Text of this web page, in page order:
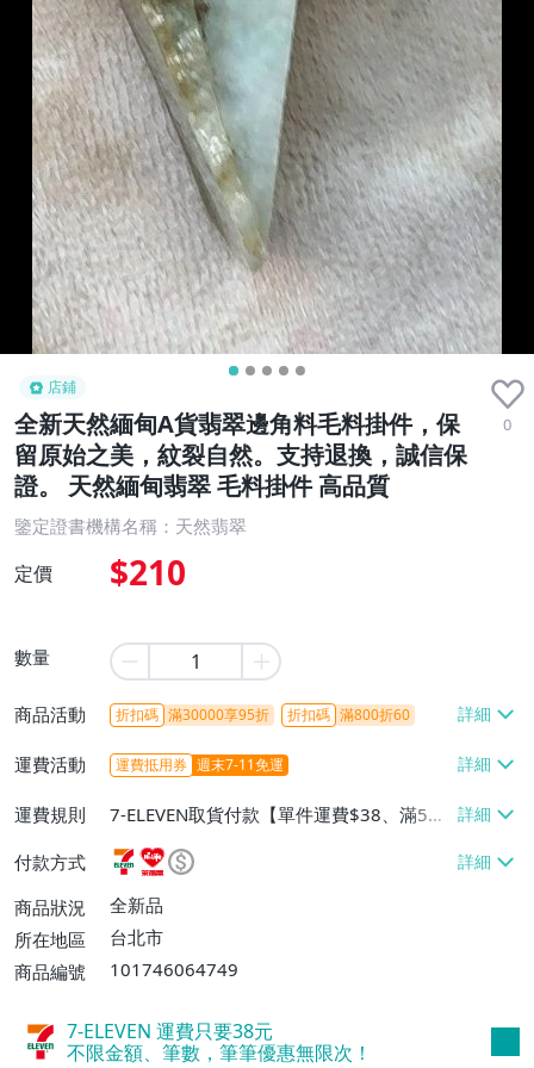
店鋪
全新天然緬甸A貨翡翠邊角料毛料掛件，保
留原始之美，紋裂自然。支持退換，誠信保
證。 天然緬甸翡翠 毛料掛件 高品質
0
鑒定證書機構名稱：天然翡翠
定價 $210
數量
商品活動 折扣碼 滿30000享95折 折扣碼 滿800折60
運費活動 運費抵用券 週末7-11免運
運費規則
7-ELEVEN取貨付款【單件運費$38、滿5件
或消費滿$1298免運費】、7-ELEVEN取貨
不付款【免運費】、萊爾富取貨付款【單件
運費$60、滿5件或消費滿$1298免運
費】、宅配/貨運【單件運費$120、滿5件
付款方式
商品狀況
全新品
所在地區
台北市
商品編號
101746064749
7-ELEVEN 運費只要38元
不限金額、筆數，筆筆優惠無限次！